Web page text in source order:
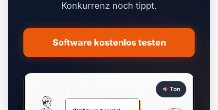
Konkurrenz noch tippt.
Software kostenlos testen
Ton